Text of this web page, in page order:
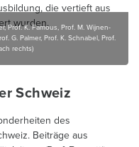
die vertieft aus
wurden.
Prof. K. Famous, Prof. M. Wijnen-
G. Palmer, Prof. K. Schnabel, Prof.
rechts)
Schweiz
des
Beiträge aus